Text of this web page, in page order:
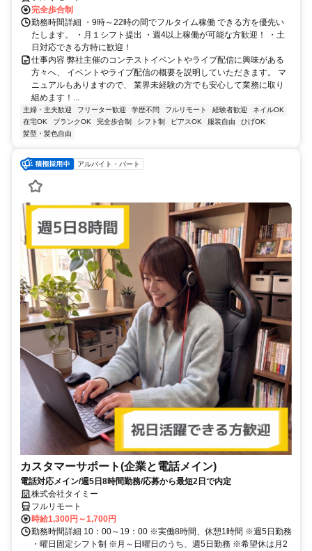
完全歩合制
勤務時間詳細 ・9時～22時の間でフルタイム稼働 できる方を優先い
たします。 ・月１シフト提出 ・週4以上稼働が可能な方歓迎！ ・土
日対応できる方特に歓迎！
仕事内容 弊社主催のコンテストイベントやライブ配信に興味がある
方々へ、 イベントやライブ配信の概要を説明していただきます。 マ
ニュアルもありますので、 業界未経験の方でも安心して業務に取り
組めます！...
主婦・主夫歓迎 フリーター歓迎 学歴不問 フルリモート 経験者歓迎
ネイルOK
在宅OK
ブランクOK 完全歩合制 シフト制 ピアスOK 服装自由
ひげOK
髪型・髪色自由
アルバイト・パート
カスタマーサポート(企業と電話メイン)
電話対応メイン/週5日8時間勤務/応募から最短2日で内定
株式会社タイミー
フルリモート
時給1,300円～1,700円
勤務時間詳細 10：00～19：00 ※実働8時間、休憩1時間 ※週5日勤務
・曜日固定シフト制 ※月～日曜日のうち、週5日勤務 ※希望休は月2